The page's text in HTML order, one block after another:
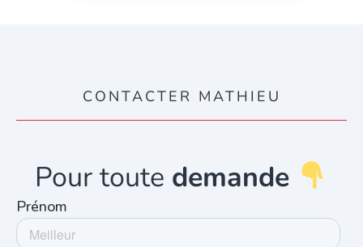
CONTACTER MATHIEU
Pour toute demande